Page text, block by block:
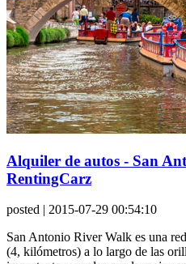
Alquiler de autos - San
RentingCarz
posted | 2015-07-29 00:54:10
San Antonio River Walk es una
(4, kilómetros) a lo largo de las